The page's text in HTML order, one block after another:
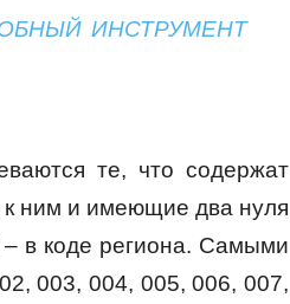
ИНСТРУМЕНТ
те, что содержат
ним и имеющие два нуля
в коде региона. Самыми
003, 004, 005, 006, 007,